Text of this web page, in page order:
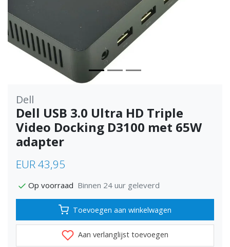
Dell
Dell USB 3.0 Ultra HD Triple
Video Docking D3100 met 65W
adapter
EUR 43,95
Op voorraad Binnen 24 uur geleverd
Toevoegen aan winkelwagen
Aan verlanglijst toevoegen